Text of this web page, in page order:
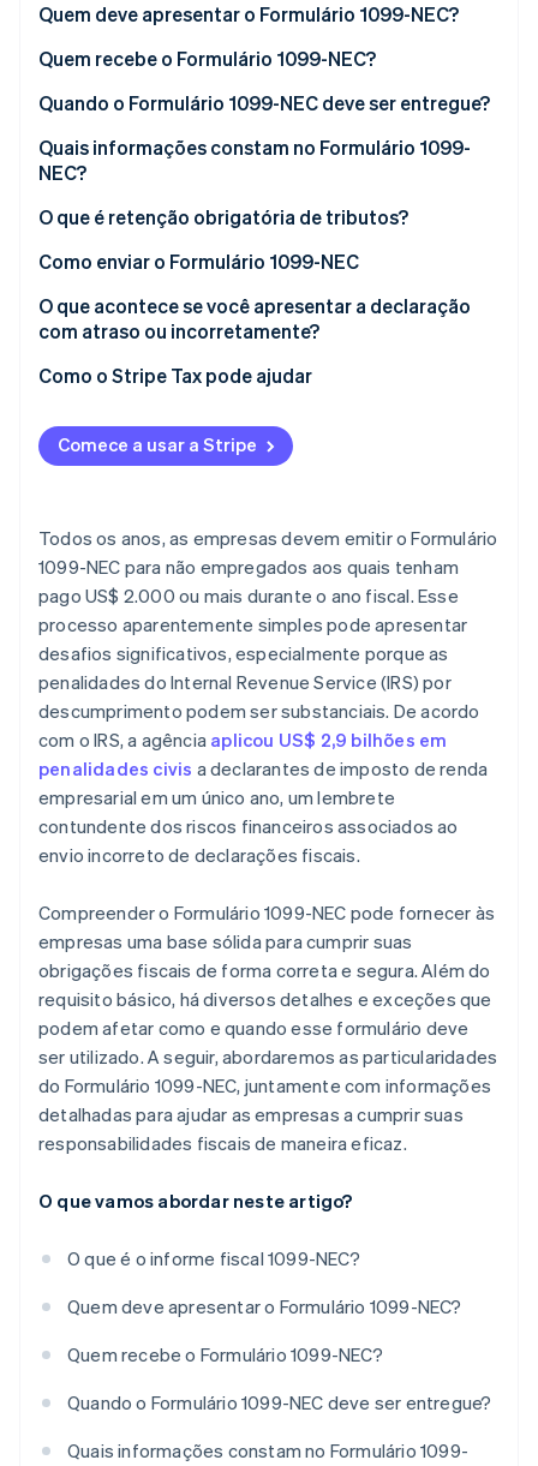
Quem deve apresentar o Formulário 1099-NEC?
Quem recebe o Formulário 1099-NEC?
Quando o Formulário 1099-NEC deve ser entregue?
Quais informações constam no Formulário 1099-
NEC?
O que não deve ser informado em um 1099-NEC?
O que é retenção obrigatória de tributos?
Como enviar o Formulário 1099-NEC
O que acontece se você apresentar a declaração
com atraso ou incorretamente?
Como corrigir o Formulário 1099-NEC
1099-NEC vs. 1099-MISC
Como o Stripe Tax pode ajudar
Comece a usar a Stripe
Todos os anos, as empresas devem emitir o Formulário
1099-NEC para não empregados aos quais tenham
pago US$ 2.000 ou mais durante o ano fiscal. Esse
processo aparentemente simples pode apresentar
desafios significativos, especialmente porque as
penalidades do Internal Revenue Service (IRS) por
descumprimento podem ser substanciais. De acordo
com o IRS, a agência aplicou US$ 2,9 bilhões em
penalidades civis a declarantes de imposto de renda
empresarial em um único ano, um lembrete
contundente dos riscos financeiros associados ao
envio incorreto de declarações fiscais.
Compreender o Formulário 1099-NEC pode fornecer às
empresas uma base sólida para cumprir suas
obrigações fiscais de forma correta e segura. Além do
requisito básico, há diversos detalhes e exceções que
podem afetar como e quando esse formulário deve
ser utilizado. A seguir, abordaremos as particularidades
do Formulário 1099-NEC, juntamente com informações
detalhadas para ajudar as empresas a cumprir suas
responsabilidades fiscais de maneira eficaz.
O que vamos abordar neste artigo?
O que é o informe fiscal 1099-NEC?
Quem deve apresentar o Formulário 1099-NEC?
Quem recebe o Formulário 1099-NEC?
Quando o Formulário 1099-NEC deve ser entregue?
Quais informações constam no Formulário 1099-